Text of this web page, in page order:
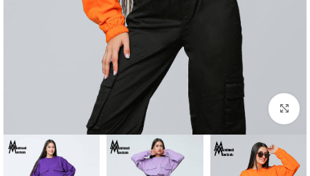
بزرگنمایی تصویر